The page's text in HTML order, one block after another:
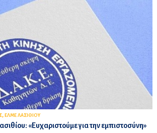
, ΕΛΜΕ ΛΑΣΙΘΙΟΥ
«Ευχαριστούμε για την εμπιστοσύνη»